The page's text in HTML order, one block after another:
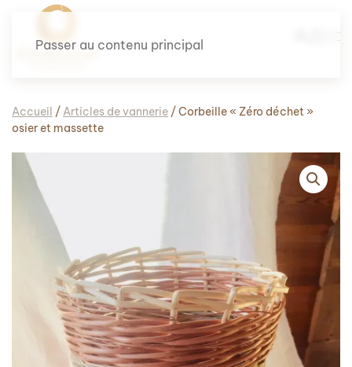
Passer au contenu principal
Accueil / Articles de vannerie / Corbeille « Zéro déchet »
osier et massette